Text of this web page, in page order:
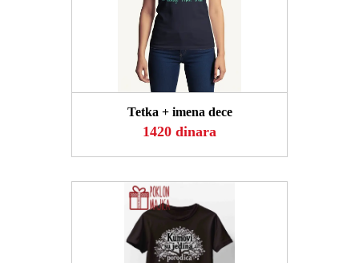
POGLEDAJ
Tetka + imena dece
1420 dinara